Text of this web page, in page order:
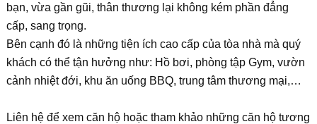
bạn, vừa gần gũi, thân thương lại không kém phần đẳng
cấp, sang trọng.
Bên cạnh đó là những tiện ích cao cấp của tòa nhà mà quý
khách có thể tận hưởng như: Hồ bơi, phòng tập Gym, vườn
cảnh nhiệt đới, khu ăn uống BBQ, trung tâm thương mại,…
Liên hệ để xem căn hộ hoặc tham khảo những căn hộ tương